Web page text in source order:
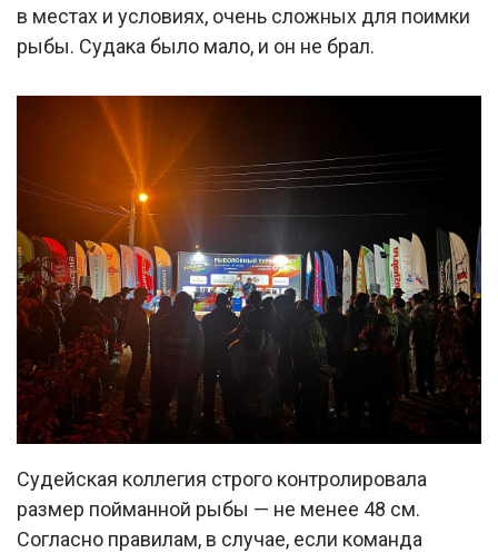
в местах и условиях, очень сложных для поимки
рыбы. Судака было мало, и он не брал.
Судейская коллегия строго контролировала
размер пойманной рыбы — не менее 48 см.
Согласно правилам, в случае, если команда